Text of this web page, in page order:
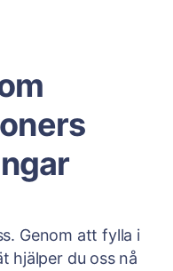
Genom att fylla i
hjälper du oss nå